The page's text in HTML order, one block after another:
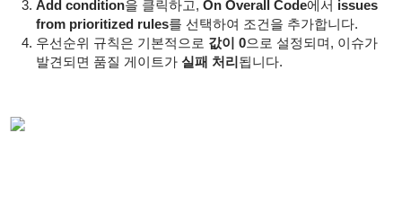
Add condition을 클릭하고, On Overall Code에서 issues
from prioritized rules를 선택하여 조건을 추가합니다.
우선순위 규칙은 기본적으로 값이 0으로 설정되며, 이슈가
발견되면 품질 게이트가 실패 처리됩니다.